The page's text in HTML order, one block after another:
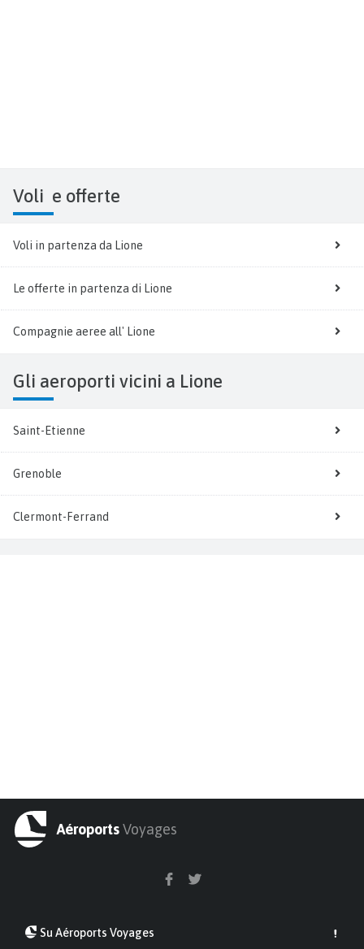
Voli e offerte
Voli in partenza da Lione
Le offerte in partenza di Lione
Compagnie aeree all' Lione
Gli aeroporti vicini a Lione
Saint-Etienne
Grenoble
Clermont-Ferrand
AéroportsVoyages
Su Aéroports Voyages